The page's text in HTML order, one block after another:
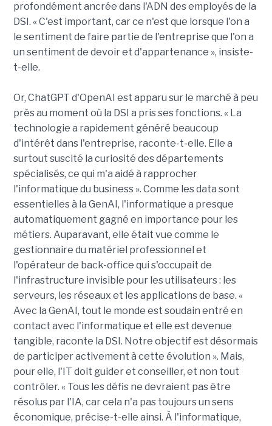
profondément ancrée dans l'ADN des employés de la
DSI. « C'est important, car ce n'est que lorsque l'on a
le sentiment de faire partie de l'entreprise que l'on a
un sentiment de devoir et d'appartenance », insiste-
t-elle.
Or, ChatGPT d'OpenAI est apparu sur le marché à peu
près au moment où la DSI a pris ses fonctions. « La
technologie a rapidement généré beaucoup
d'intérêt dans l'entreprise, raconte-t-elle. Elle a
surtout suscité la curiosité des départements
spécialisés, ce qui m'a aidé à rapprocher
l'informatique du business ». Comme les data sont
essentielles à la GenAI, l'informatique a presque
automatiquement gagné en importance pour les
métiers. Auparavant, elle était vue comme le
gestionnaire du matériel professionnel et
l'opérateur de back-office qui s'occupait de
l'infrastructure invisible pour les utilisateurs : les
serveurs, les réseaux et les applications de base. «
Avec la GenAI, tout le monde est soudain entré en
contact avec l'informatique et elle est devenue
tangible, raconte la DSI. Notre objectif est désormais
de participer activement à cette évolution ». Mais,
pour elle, l'IT doit guider et conseiller, et non tout
contrôler. « Tous les défis ne devraient pas être
résolus par l'IA, car cela n'a pas toujours un sens
économique, précise-t-elle ainsi. À l'informatique,